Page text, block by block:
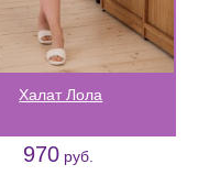
Халат Лола
970 руб.